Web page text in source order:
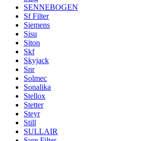
SENNEBOGEN
Sf Filter
Siemens
Sisu
Siton
Skf
Skyjack
Snr
Solmec
Sonalika
Stellox
Stetter
Steyr
Still
SULLAIR